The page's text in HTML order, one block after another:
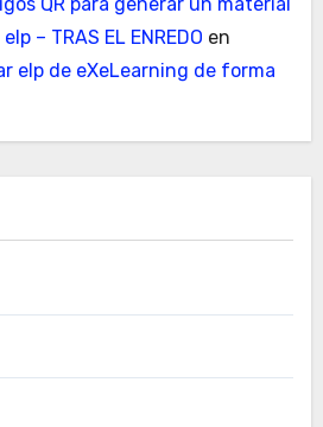
– TRAS EL ENREDO en
elp de eXeLearning de forma